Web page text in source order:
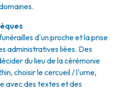
d'un proche et la prise
administratives liées. Des
du lieu de la cérémonie
choisir le cercueil / l'urne,
avec des textes et des